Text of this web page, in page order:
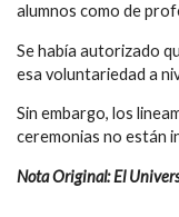
alumnos como de
Se había autorizado
esa voluntariedad a
Sin embargo, los
ceremonias no están
Nota Original: El